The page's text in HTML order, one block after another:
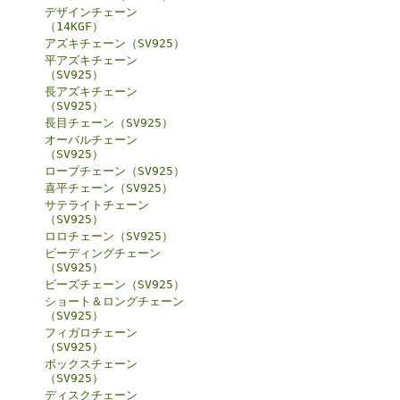
デザインチェーン
（14KGF）
アズキチェーン（SV925）
平アズキチェーン
（SV925）
長アズキチェーン
（SV925）
長目チェーン（SV925）
オーバルチェーン
（SV925）
ロープチェーン（SV925）
喜平チェーン（SV925）
サテライトチェーン
（SV925）
ロロチェーン（SV925）
ビーディングチェーン
（SV925）
ビーズチェーン（SV925）
ショート＆ロングチェーン
（SV925）
フィガロチェーン
（SV925）
ボックスチェーン
（SV925）
ディスクチェーン